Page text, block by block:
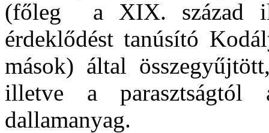
(főleg a XIX. század
érdeklődést tanúsító
mások) által
illetve a parasztságtól
dallamanyag.